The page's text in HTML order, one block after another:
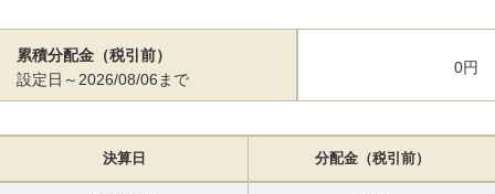
累積分配金（税引前）
設定日～2026/08/06まで
0円
決算日 分配金（税引前）